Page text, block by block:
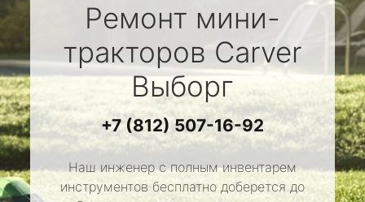
Ремонт мини-
тракторов Carver
Выборг
+7 (812) 507-16-92
Наш инженер с полным инвентарем
инструментов бесплатно доберется до